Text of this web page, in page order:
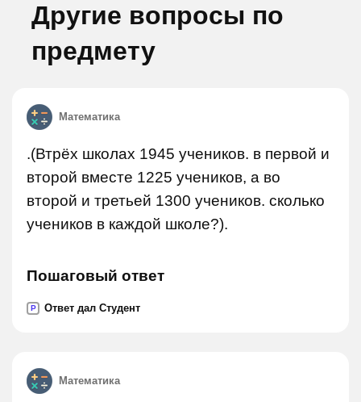
Другие вопросы по
предмету
Математика
.(Втрёх школах 1945 учеников. в первой и
второй вместе 1225 учеников, а во
второй и третьей 1300 учеников. сколько
учеников в каждой школе?).
Пошаговый ответ
P Ответ дал Студент
Математика